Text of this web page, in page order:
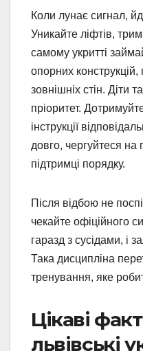
Коли лунає сигнал,
Уникайте ліфтів,
самому укритті
опорних конструкцій,
зовнішніх стін. Діти
пріоритет.
інструкції
довго, чергуйтеся на
підтримці порядку.
Після відбою не
чекайте офіційного
гаразд з сусідами, і
Така дисципліна
тренування, яке
Цікаві
львівські